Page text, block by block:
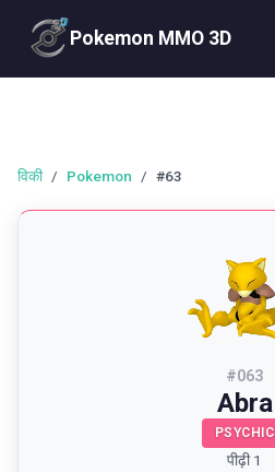
Pokemon MMO 3D
विकी / Pokemon / #63
#063
Abra
PSYCHIC
पीढ़ी 1